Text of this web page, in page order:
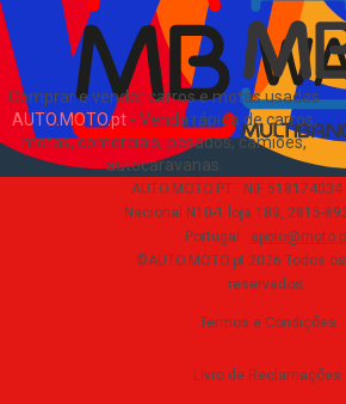
Comprar e vender carros e motas usadas
AUTO.MOTO.pt- Venda rápida de carros,
motas, comerciais, pesados, camiões,
autocaravanas
AUTO.MOTO.PT · NIF 518174034
Nacional N10-1 loja 189, 2815-
Portugal ·
©AUTO.MOTO.pt 2026 Todos
reservados.
Termos e Condições
Livro de Reclamações